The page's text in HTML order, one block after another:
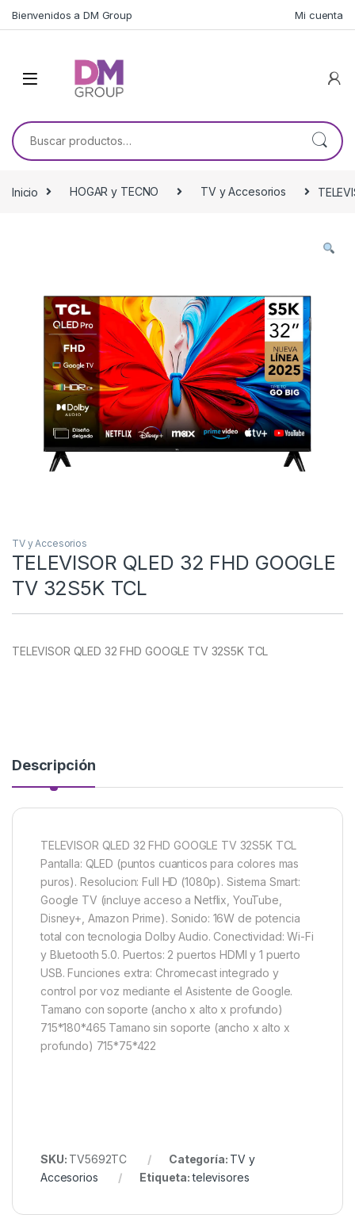
Bienvenidos a DM Group Mi cuenta
Buscar por:
Inicio HOGAR y TECNO TV y Accesorios
TV y Accesorios
TELEVISOR QLED 32 FHD GOOGLE
TV 32S5K TCL
TELEVISOR QLED 32 FHD GOOGLE TV 32S5K TCL
Descripción
TELEVISOR QLED 32 FHD GOOGLE TV 32S5K TCL
Pantalla: QLED (puntos cuanticos para colores mas
puros). Resolucion: Full HD (1080p). Sistema Smart:
Google TV (incluye acceso a Netflix, YouTube,
Disney+, Amazon Prime). Sonido: 16W de potencia
total con tecnologia Dolby Audio. Conectividad: Wi-Fi
y Bluetooth 5.0. Puertos: 2 puertos HDMI y 1 puerto
USB. Funciones extra: Chromecast integrado y
control por voz mediante el Asistente de Google.
Tamano con soporte (ancho x alto x profundo)
715*180*465 Tamano sin soporte (ancho x alto x
profundo) 715*75*422
SKU: TV5692TC Categoría: TV y
Accesorios
Etiqueta:televisores